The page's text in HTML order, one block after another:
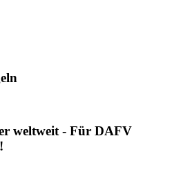
weltweit - Für DAFV